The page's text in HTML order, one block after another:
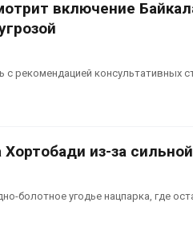
включение
с рекомендацией консультативных
из-за
болотное угодье нацпарка, где
В горах